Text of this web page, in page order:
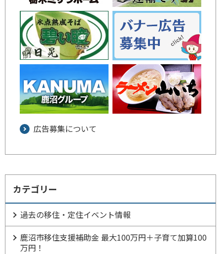
広告募集について
カテゴリー
過去の移住・定住イベント情報
鹿沼市移住支援補助金 最大100万円＋子育て加算100
万円！